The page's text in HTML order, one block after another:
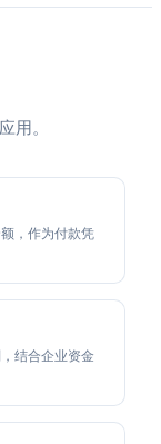
用。
，作为付款凭
结合企业资金